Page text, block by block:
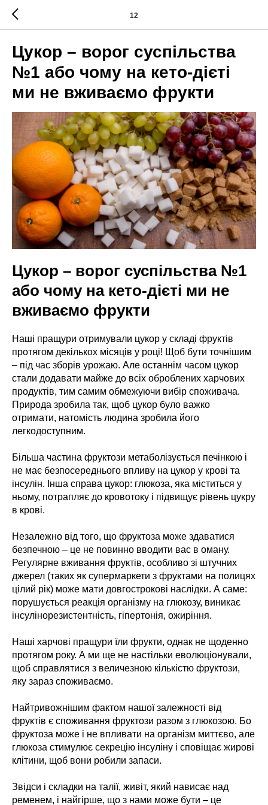
12
Цукор – ворог суспільства
№1 або чому на кето-дієті
ми не вживаємо фрукти
Цукор – ворог суспільства №1
або чому на кето-дієті ми не
вживаємо фрукти
Наші пращури отримували цукор у складі фруктів
протягом декількох місяців у році! Щоб бути точнішим
– під час зборів урожаю. Але останнім часом цукор
стали додавати майже до всіх оброблених харчових
продуктів, тим самим обмежуючи вибір споживача.
Природа зробила так, щоб цукор було важко
отримати, натомість людина зробила його
легкодоступним.
Більша частина фруктози метаболізується печінкою і
не має безпосереднього впливу на цукор у крові та
інсулін. Інша справа цукор: глюкоза, яка міститься у
ньому, потрапляє до кровотоку і підвищує рівень цукру
в крові.
Незалежно від того, що фруктоза може здаватися
безпечною – це не повинно вводити вас в оману.
Регулярне вживання фруктів, особливо зі штучних
джерел (таких як супермаркети з фруктами на полицях
цілий рік) може мати довгострокові наслідки. А саме:
порушується реакція організму на глюкозу, виникає
інсулінорезистентність, гіпертонія, ожиріння.
Наші харчові пращури їли фрукти, однак не щоденно
протягом року. А ми ще не настільки еволюціонували,
щоб справлятися з величезною кількістю фруктози,
яку зараз споживаємо.
Найтривожнішим фактом нашої залежності від
фруктів є споживання фруктози разом з глюкозою. Бо
фруктоза може і не впливати на організм миттєво, але
глюкоза стимулює секрецію інсуліну і сповіщає жирові
клітини, щоб вони робили запаси.
Звідси і складки на талії, живіт, який нависає над
ременем, і найгірше, що з нами може бути – це